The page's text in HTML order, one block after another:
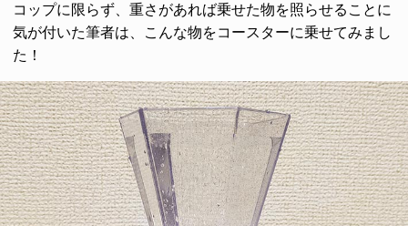
コップに限らず、重さがあれば乗せた物を照らせることに
気が付いた筆者は、こんな物をコースターに乗せてみまし
た！